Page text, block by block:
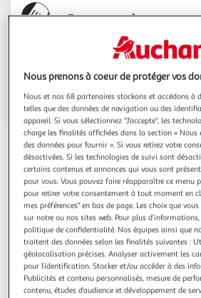
Espace sourds
05.57.94.14.00
Voir l'itinéraire
Les catalogues du
Nous prenons à coeur de protéger vos
Nous et nos 68 partenaires stockons et accédons à
telles que des données de navigation ou des
appareil. Si vous sélectionnez "J'accepte", les
charge les finalités affichées dans la section «
des données pour fournir ». Si vous retirez votre
désactivées. Si les technologies de suivi sont
certains contenus et annonces qui vous sont
pour vous. Vous pouvez faire réapparaître ce menu
pour retirer votre consentement à tout moment en
mes préférences" en bas de page. Les choix que
sur notre ou nos sites web. Pour plus
politique de confidentialité. Nos équipes ainsi que
traitent des données selon les finalités suivantes :
géolocalisation précises. Analyser activement les
pour l’identification. Stocker et/ou accéder à des
Publicités et contenu personnalisés, mesure de
contenu, études d’audience et développement de